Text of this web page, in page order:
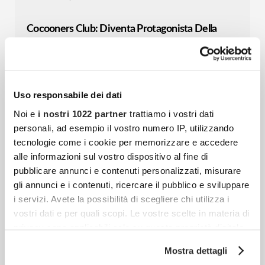
Uso responsabile dei dati
Noi e i nostri 1022 partner trattiamo i vostri dati
personali, ad esempio il vostro numero IP, utilizzando
tecnologie come i cookie per memorizzare e accedere
alle informazioni sul vostro dispositivo al fine di
pubblicare annunci e contenuti personalizzati, misurare
gli annunci e i contenuti, ricercare il pubblico e sviluppare
i servizi. Avete la possibilità di scegliere chi utilizza i
vostri dati e per quali scopi. Le vostre scelte in materia di
privacy sono applicabili solo su questa proprietà digitale
modificare o revocare il proprio consenso in qualsiasi
Mostra dettagli
Cocooners Club: Diventa Protagonista Della
community, in cui non basta più crescere:
bisogna fare un passo in avanti. Cocooners
è nata con un’idea
Stai Pensando Di Comprare Un Nuovo Tappeto?
Ecco Cosa Tenere A Mente
La casa è uno degli ambienti a cui teniamo
di più, quello che ci ristora dalla stanchezza
dopo una dura giornata di lavoro. Sono